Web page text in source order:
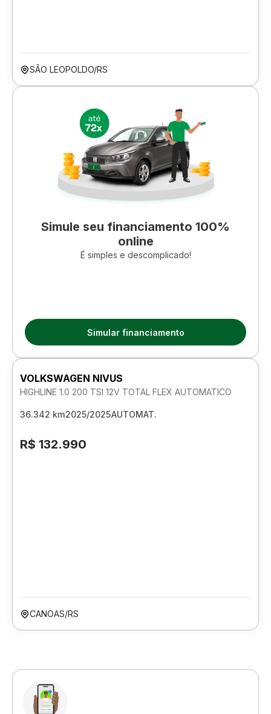
SÃO LEOPOLDO/RS
Simule seu financiamento 100%
online
É simples e descomplicado!
Simular financiamento
VOLKSWAGEN NIVUS
HIGHLINE 1.0 200 TSI 12V TOTAL FLEX AUTOMATICO
36.342 km2025/2025AUTOMAT.
R$ 132.990
CANOAS/RS